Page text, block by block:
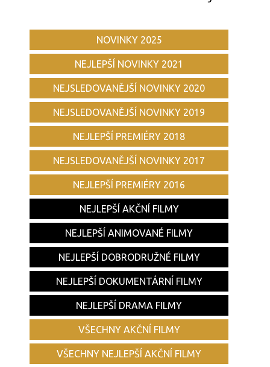
NOVINKY 2025
NEJLEPŠÍ NOVINKY 2021
NEJSLEDOVANĚJŠÍ NOVINKY 2020
NEJSLEDOVANĚJŠÍ NOVINKY 2019
NEJLEPŠÍ PREMIÉRY 2018
NEJSLEDOVANĚJŠÍ NOVINKY 2017
NEJLEPŠÍ PREMIÉRY 2016
NEJLEPŠÍ AKČNÍ FILMY
NEJLEPŠÍ ANIMOVANÉ FILMY
NEJLEPŠÍ DOBRODRUŽNÉ FILMY
NEJLEPŠÍ DOKUMENTÁRNÍ FILMY
NEJLEPŠÍ DRAMA FILMY
VŠECHNY AKČNÍ FILMY
VŠECHNY NEJLEPŠÍ AKČNÍ FILMY